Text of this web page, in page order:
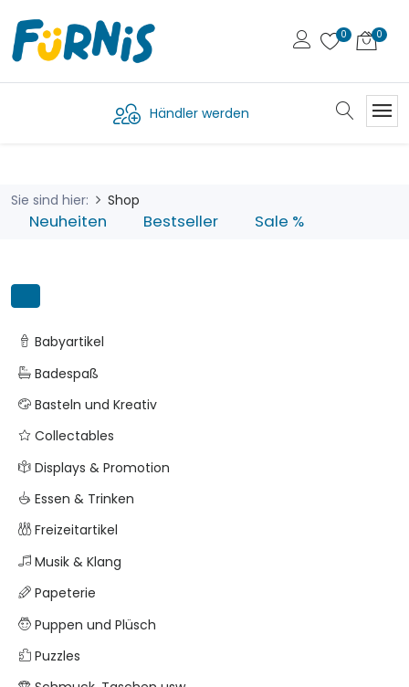
Händler werden
Sie sind hier: Shop
Neuheiten Bestseller Sale %
Babyartikel
Badespaß
Basteln und Kreativ
Collectables
Displays & Promotion
Essen & Trinken
Freizeitartikel
Musik & Klang
Papeterie
Puppen und Plüsch
Puzzles